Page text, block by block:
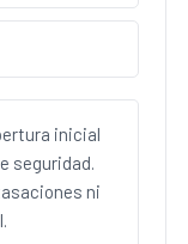
inicial
seguridad.
ni